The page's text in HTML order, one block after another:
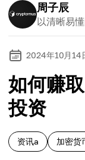
周子辰
以清晰易
2024年10月14
如何赚
投资
资讯a 加密货